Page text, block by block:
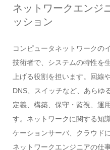
ネットワークエンジ
ッション
コンピュータネットワークの
技術者で、システムの特性を
上げる役割を担います。回線
DNS、スイッチなど、あらゆ
定義、構築、保守・監視、運
す。ネットワークに関する知
ケーションサーバ、クラウド
ネットワークエンジニアの仕